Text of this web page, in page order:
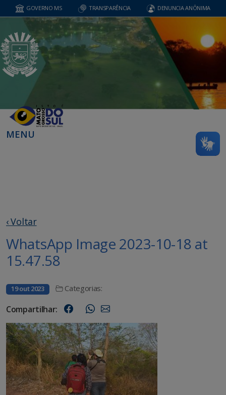
GOVERNO MS TRANSPARÊNCIA DENUNCIA ANÔNIMA
MENU
‹ Voltar
WhatsApp Image 2023-10-18 at
15.47.58
19 out 2023 Categorias:
Compartilhar: